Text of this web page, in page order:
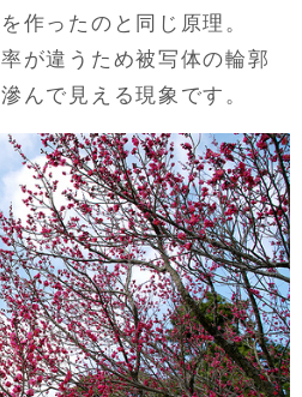
作ったのと同じ原理。
が違うため被写体の輪郭
んで見える現象です。